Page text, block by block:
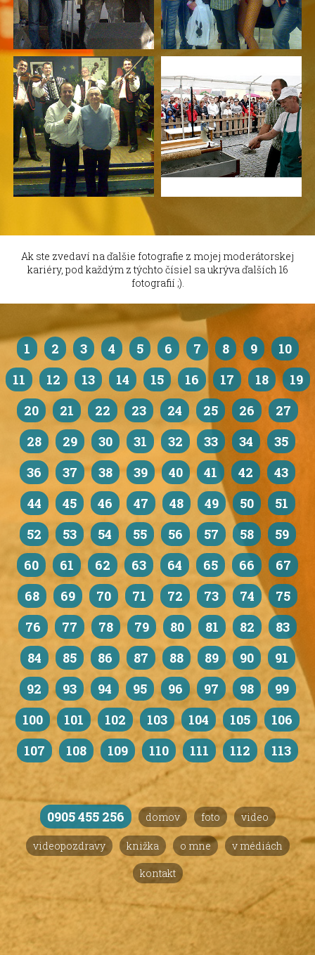
Ak ste zvedaví na ďalšie fotografie z mojej moderátorskej
kariéry, pod každým z týchto čísiel sa ukrýva ďalších 16
fotografií ;).
1 2 3 4 5 6 7 8 9
10
11
12 13 14 15 16 17 18
19
20
21 22 23 24 25 26
27
28
29 30 31 32 33 34
35
36
37 38 39 40 41 42
43
44
45 46 47 48 49 50
51
52
53 54 55 56 57 58
59
60
61 62 63 64 65 66
67
68
69 70 71 72 73 74
75
76
77 78 79 80 81 82
83
84
85 86 87 88 89 90
91
92
93 94 95 96 97 98
99
100
101 102 103 104 105
106
107
108 109 110 111 112 113
0905 455 256 domov foto video
videopozdravy knižka o mne v médiách
kontakt